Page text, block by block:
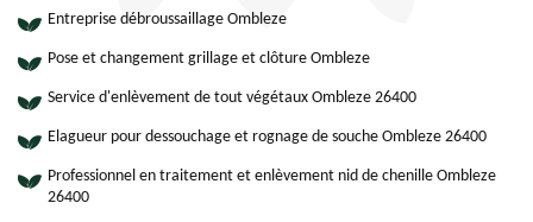
Entreprise débroussaillage Ombleze
Pose et changement grillage et clôture Ombleze
Service d'enlèvement de tout végétaux Ombleze 26400
Elagueur pour dessouchage et rognage de souche Ombleze 26400
Professionnel en traitement et enlèvement nid de chenille Ombleze
26400